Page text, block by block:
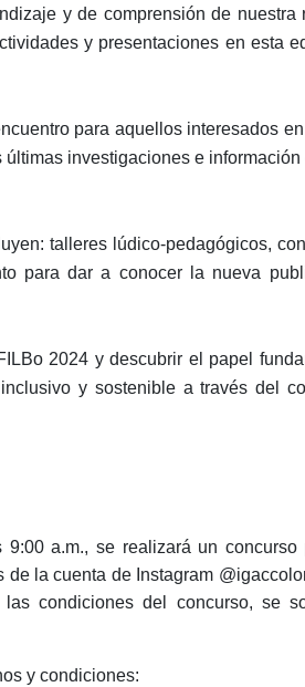
y de comprensión de nuestra
y presentaciones en esta
para aquellos interesados
investigaciones e información
talleres lúdico-pedagógicos,
para dar a conocer la nueva
2024 y descubrir el papel
y sostenible a través del
a.m., se realizará un concurso
la cuenta de Instagram
condiciones del concurso, se
y condiciones: